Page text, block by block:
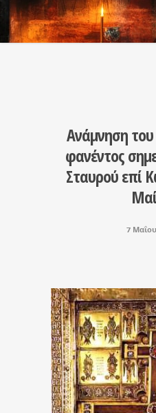
Ανάμνηση
φανέντος
Σταυρού επί
7